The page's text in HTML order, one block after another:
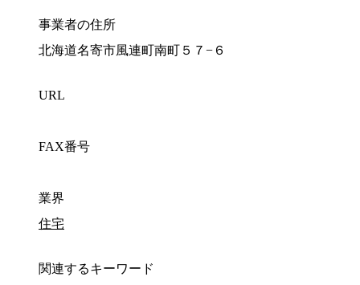
事業者の住所
北海道名寄市風連町南町５７−６
URL
FAX番号
業界
住宅
関連するキーワード